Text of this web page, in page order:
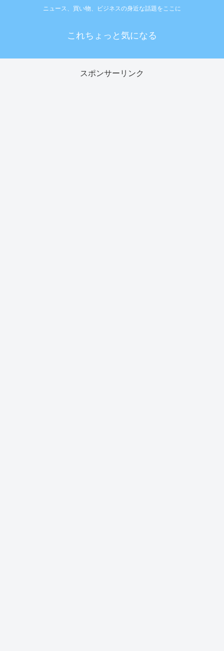
ニュース、買い物、ビジネスの身近な話題をここに
これちょっと気になる
スポンサーリンク